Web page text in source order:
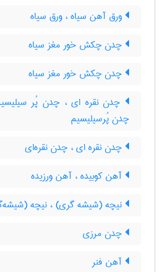
ورق آهن سیاه ، ورق سیاه
چدن چکش خور مغز سیاه
چدن چکش خور مغز سیاه
چدن نقره ای ، چدن پُر
چدن پُرسیلیسیم
چدن نقره ای ، چدن نقره‌ای
آهن کوبیده ، آهن ورزیده
نیچه (شیشه گری) ، نیچه
چدن مرزی
آهن فنر